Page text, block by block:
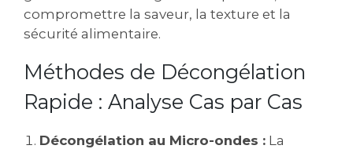
compromettre la saveur, la texture et la
sécurité alimentaire.
Méthodes de Décongélation
Rapide : Analyse Cas par Cas
Décongélation au Micro-ondes : La